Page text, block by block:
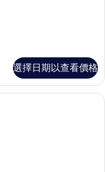
選擇日期以查看價格
張特大雙人床 (Andaz) | 高級